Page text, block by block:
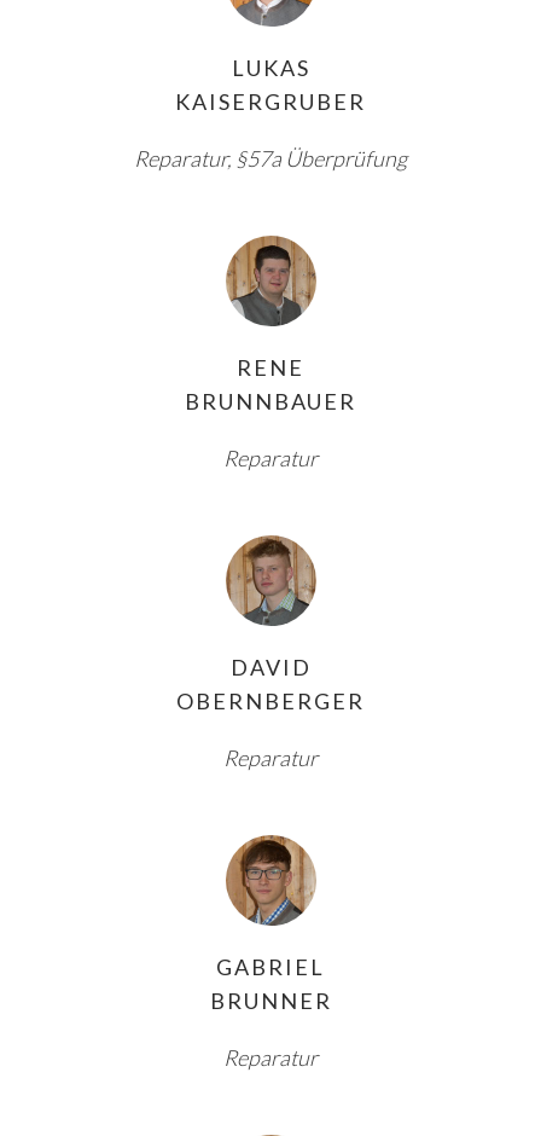
LUKAS
KAISERGRUBER
Reparatur, §57a Überprüfung
RENE
BRUNNBAUER
Reparatur
DAVID
OBERNBERGER
Reparatur
GABRIEL
BRUNNER
Reparatur